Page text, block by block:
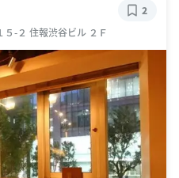
-２ 住報渋谷ビル ２Ｆ
2